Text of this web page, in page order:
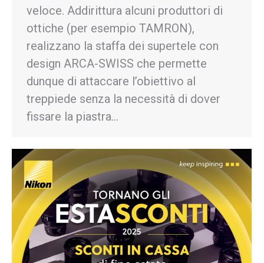
veloce. Addirittura alcuni produttori di
ottiche (per esempio TAMRON),
realizzano la staffa dei supertele con
design ARCA-SWISS che permette
dunque di attaccare l’obiettivo al
treppiede senza la necessità di dover
fissare la piastra…